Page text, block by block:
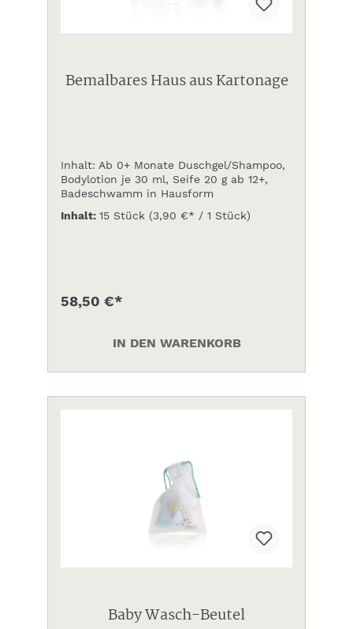
Bemalbares Haus aus Kartonage
Inhalt: Ab 0+ Monate Duschgel/Shampoo,
Bodylotion je 30 ml, Seife 20 g ab 12+,
Badeschwamm in Hausform
Inhalt: 15 Stück (3,90 €* / 1 Stück)
58,50 €*
IN DEN WARENKORB
Baby Wasch-Beutel